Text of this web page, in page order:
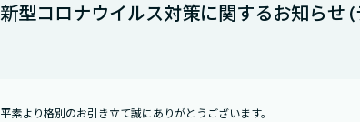
新型コロナウイルス対策に関するお知らせ
平素より格別のお引き立て誠にありがとうございます。